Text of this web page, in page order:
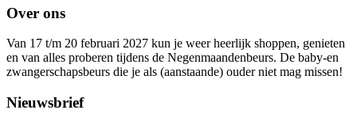
Over ons
Van 17 t/m 20 februari 2027 kun je weer heerlijk shoppen, genieten
en van alles proberen tijdens de Negenmaandenbeurs. De baby-en
zwangerschapsbeurs die je als (aanstaande) ouder niet mag missen!
Nieuwsbrief